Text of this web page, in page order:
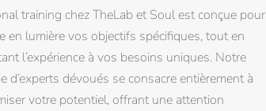
training chez TheLab et Soul est conçue pour
en lumière vos objectifs spécifiques, tout en
l’expérience à vos besoins uniques. Notre
d’experts dévoués se consacre entièrement à
votre potentiel, offrant une attention